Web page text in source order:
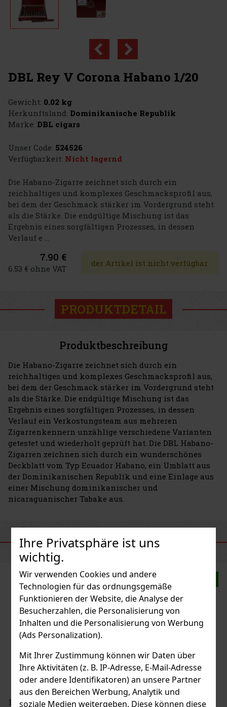
Ihre Privatsphäre ist uns
wichtig.
Wir verwenden Cookies und andere
Technologien für das ordnungsgemäße
Funktionieren der Website, die Analyse der
Besucherzahlen, die Personalisierung von
Inhalten und die Personalisierung von Werbung
(Ads Personalization).
Mit Ihrer Zustimmung können wir Daten über
Ihre Aktivitäten (z. B. IP-Adresse, E-Mail-Adresse
oder andere Identifikatoren) an unsere Partner
aus den Bereichen Werbung, Analytik und
soziale Medien weitergeben. Diese können diese
DBL Rey V Corona Habano 1/20
Gewicht: 0.02 kg
Herkunftsland: Dominikanische Republik
Marke: DBL cigars
Unser Code: 524526
Verfügbarkeit: Nicht lagernd
Die Habano-Zigarre zeichnet sich durch ein
reichhaltiges und komplexes Geschmacksprofil aus,
bei dem der Geschmack stärker im Vordergrund steht
als die Stärke. Die endgültige Mischung ist das
Ergebnis eines sorgfältigen Prozesses, in dessen
Verlauf e ...
7.90 €
6.53 € ohne VAT
der Artikel ist nicht verfügbar.
PRODUKTDETAIL
Produktbeschreibung
Die Habano-Zigarre zeichnet sich durch ein
reichhaltiges und komplexes Geschmacksprofil aus,
bei dem der Geschmack stärker im Vordergrund steht
als die Stärke. Die endgültige Mischung ist das
Ergebnis eines sorgfältigen Prozesses, in dessen
Verlauf ein Verkostungsteam aus mehreren
Zigarrenkennern unzählige verschiedene Varianten
getestet und wiederholt geprüft hat. Die DBL Habano-
Zigarren zeichnen sich durch ein wunderschönes
Deckblatt vom Typ Ecuador Habano, ein Umblatt aus
der Dominikanischen Republik und eine Einlage aus
einer Mischung dominikanischer und
nicaraguanischer Tabake aus.
ÄHNLICHE PRODUKTE
Neu
Reserva Original Robusto 2er